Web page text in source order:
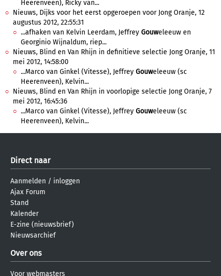
Heerenveen), Ricky van...
Nieuws, Dijks voor het eerst opgeroepen voor Jong Oranje, 12
augustus 2012, 22:55:31
...afhaken van Kelvin Leerdam, Jeffrey Gouweleeuw en
Georginio Wijnaldum, riep...
Nieuws, Blind en Van Rhijn in definitieve selectie Jong Oranje, 11
mei 2012, 14:58:00
...Marco van Ginkel (Vitesse), Jeffrey Gouweleeuw (sc
Heerenveen), Kelvin...
Nieuws, Blind en Van Rhijn in voorlopige selectie Jong Oranje, 7
mei 2012, 16:45:36
...Marco van Ginkel (Vitesse), Jeffrey Gouweleeuw (sc
Heerenveen), Kelvin...
Direct naar
Aanmelden / inloggen
Ajax Forum
Stand
Kalender
E-zine (nieuwsbrief)
Nieuwsarchief
Over ons
Voor webmasters